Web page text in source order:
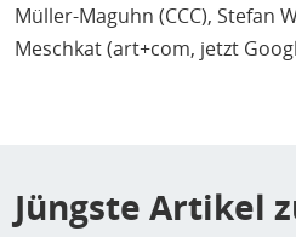
Müller-Maguhn (CCC), Stefan
Meschkat (art+com, jetzt
Jüngste Artikel